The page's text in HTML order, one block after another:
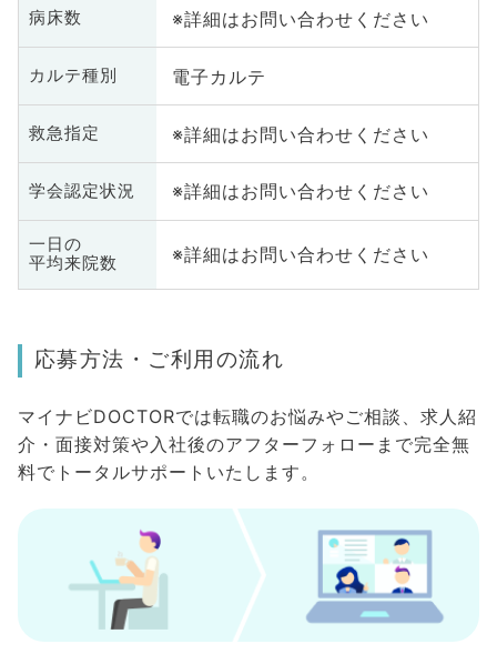
病床数 ※詳細はお問い合わせください
カルテ種別 電子カルテ
救急指定 ※詳細はお問い合わせください
学会認定状況 ※詳細はお問い合わせください
一日の
平均来院数
※詳細はお問い合わせください
応募方法・ご利用の流れ
マイナビDOCTORでは転職のお悩みやご相談、求人紹
介・面接対策や入社後のアフターフォローまで完全無
料でトータルサポートいたします。